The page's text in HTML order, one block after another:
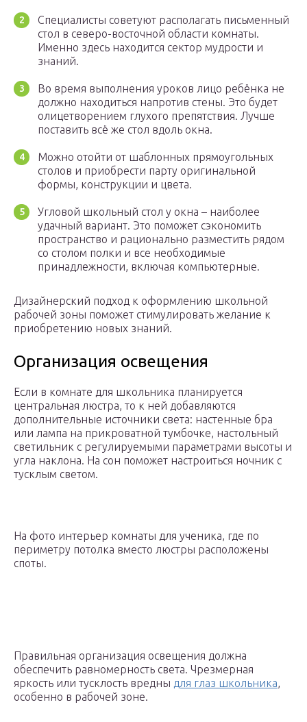
Специалисты советуют располагать письменный
стол в северо-восточной области комнаты.
Именно здесь находится сектор мудрости и
знаний.
Во время выполнения уроков лицо ребёнка не
должно находиться напротив стены. Это будет
олицетворением глухого препятствия. Лучше
поставить всё же стол вдоль окна.
Можно отойти от шаблонных прямоугольных
столов и приобрести парту оригинальной
формы, конструкции и цвета.
Угловой школьный стол у окна – наиболее
удачный вариант. Это поможет сэкономить
пространство и рационально разместить рядом
со столом полки и все необходимые
принадлежности, включая компьютерные.
Дизайнерский подход к оформлению школьной
рабочей зоны поможет стимулировать желание к
приобретению новых знаний.
Организация освещения
Если в комнате для школьника планируется
центральная люстра, то к ней добавляются
дополнительные источники света: настенные бра
или лампа на прикроватной тумбочке, настольный
светильник с регулируемыми параметрами высоты и
угла наклона. На сон поможет настроиться ночник с
тусклым светом.
На фото интерьер комнаты для ученика, где по
периметру потолка вместо люстры расположены
споты.
Правильная организация освещения должна
обеспечить равномерность света. Чрезмерная
яркость или тусклость вредны для глаз школьника,
особенно в рабочей зоне.